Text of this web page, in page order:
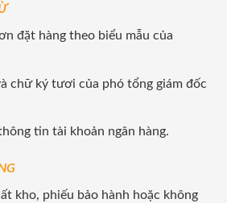
đặt hàng theo biểu mẫu của
chữ ký tươi của phó tổng giám đốc
tin tài khoản ngân hàng.
kho, phiếu bảo hành hoặc không